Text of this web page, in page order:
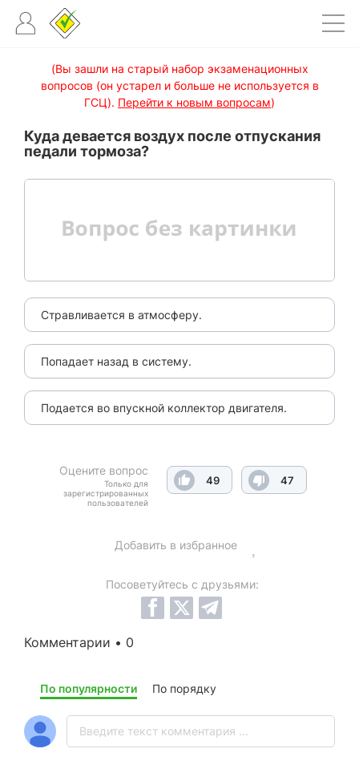
(Вы зашли на старый набор экзаменационных
вопросов (он устарел и больше не используется в
ГСЦ). Перейти к новым вопросам)
Куда девается воздух после отпускания
педали тормоза?
Стравливается в атмосферу.
Попадает назад в систему.
Подается во впускной коллектор двигателя.
Оцените вопрос
Только для
зарегистрированных
пользователей
49 47
Добавить в избранное
Посоветуйтесь с друзьями:
Комментарии • 0
По популярности По порядку